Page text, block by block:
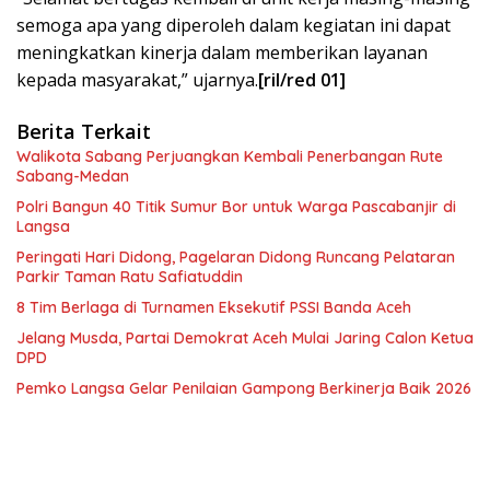
semoga apa yang diperoleh dalam kegiatan ini dapat
meningkatkan kinerja dalam memberikan layanan
kepada masyarakat,” ujarnya.[ril/red 01]
Berita Terkait
Walikota Sabang Perjuangkan Kembali Penerbangan Rute
Sabang-Medan
Polri Bangun 40 Titik Sumur Bor untuk Warga Pascabanjir di
Langsa
Peringati Hari Didong, Pagelaran Didong Runcang Pelataran
Parkir Taman Ratu Safiatuddin
8 Tim Berlaga di Turnamen Eksekutif PSSI Banda Aceh
Jelang Musda, Partai Demokrat Aceh Mulai Jaring Calon Ketua
DPD
Pemko Langsa Gelar Penilaian Gampong Berkinerja Baik 2026